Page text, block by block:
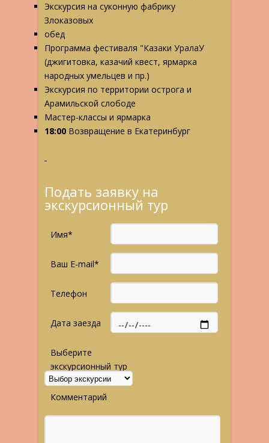
Экскурсия на суконную фабрику
Злоказовых
обед
Программа фестиваля "Казаки УралаУ
(джигитовка, казачий квест, ярмарка
народных умельцев и пр.)
Экскурсия по территории острога и
Арамильской слободе
Мастер-классы и ярмарка
18:00 Возвращение в Екатеринбург
Подать заявку на
экскурсионный тур
Имя*
Ваш E-mail*
Телефон
Дата заезда
Выберите
экскурсионный тур
Комментарий